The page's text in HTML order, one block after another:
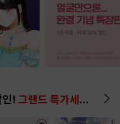
인! 그랜드 특가세트